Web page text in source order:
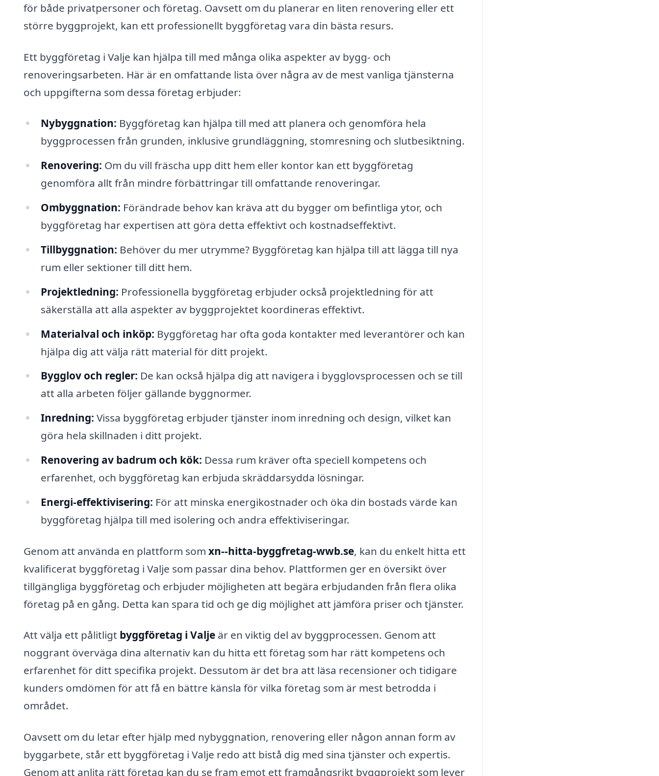
för både privatpersoner och företag. Oavsett om du planerar en liten renovering eller ett
större byggprojekt, kan ett professionellt byggföretag vara din bästa resurs.
Ett byggföretag i Valje kan hjälpa till med många olika aspekter av bygg- och
renoveringsarbeten. Här är en omfattande lista över några av de mest vanliga tjänsterna
och uppgifterna som dessa företag erbjuder:
Nybyggnation: Byggföretag kan hjälpa till med att planera och genomföra hela
byggprocessen från grunden, inklusive grundläggning, stomresning och slutbesiktning.
Renovering: Om du vill fräscha upp ditt hem eller kontor kan ett byggföretag
genomföra allt från mindre förbättringar till omfattande renoveringar.
Ombyggnation: Förändrade behov kan kräva att du bygger om befintliga ytor, och
byggföretag har expertisen att göra detta effektivt och kostnadseffektivt.
Tillbyggnation: Behöver du mer utrymme? Byggföretag kan hjälpa till att lägga till nya
rum eller sektioner till ditt hem.
Projektledning: Professionella byggföretag erbjuder också projektledning för att
säkerställa att alla aspekter av byggprojektet koordineras effektivt.
Materialval och inköp: Byggföretag har ofta goda kontakter med leverantörer och kan
hjälpa dig att välja rätt material för ditt projekt.
Bygglov och regler: De kan också hjälpa dig att navigera i bygglovsprocessen och se till
att alla arbeten följer gällande byggnormer.
Inredning: Vissa byggföretag erbjuder tjänster inom inredning och design, vilket kan
göra hela skillnaden i ditt projekt.
Renovering av badrum och kök: Dessa rum kräver ofta speciell kompetens och
erfarenhet, och byggföretag kan erbjuda skräddarsydda lösningar.
Energi-effektivisering: För att minska energikostnader och öka din bostads värde kan
byggföretag hjälpa till med isolering och andra effektiviseringar.
Genom att använda en plattform som xn--hitta-byggfretag-wwb.se, kan du enkelt hitta ett
kvalificerat byggföretag i Valje som passar dina behov. Plattformen ger en översikt över
tillgängliga byggföretag och erbjuder möjligheten att begära erbjudanden från flera olika
företag på en gång. Detta kan spara tid och ge dig möjlighet att jämföra priser och tjänster.
Att välja ett pålitligt byggföretag i Valje är en viktig del av byggprocessen. Genom att
noggrant överväga dina alternativ kan du hitta ett företag som har rätt kompetens och
erfarenhet för ditt specifika projekt. Dessutom är det bra att läsa recensioner och tidigare
kunders omdömen för att få en bättre känsla för vilka företag som är mest betrodda i
området.
Oavsett om du letar efter hjälp med nybyggnation, renovering eller någon annan form av
byggarbete, står ett byggföretag i Valje redo att bistå dig med sina tjänster och expertis.
Genom att anlita rätt företag kan du se fram emot ett framgångsrikt byggprojekt som lever